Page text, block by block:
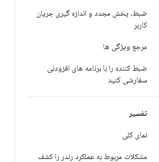
ضبط، پخش مجدد و اندازه گیری جریان
کاربر
مرجع ویژگی ها
ضبط کننده را با برنامه های افزودنی
سفارشی کنید
تفسیر
نمای کلی
مشکلات مربوط به عملکرد رندر را کشف